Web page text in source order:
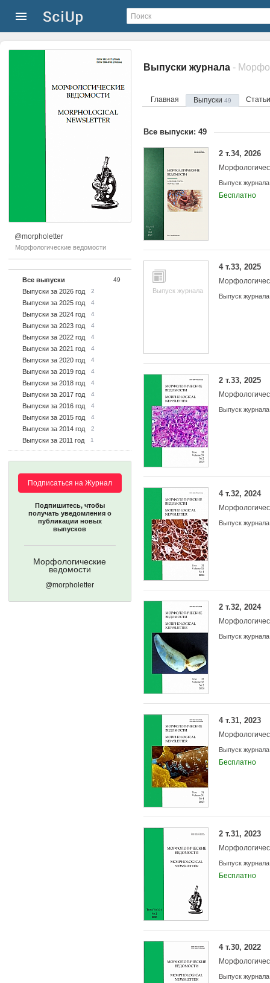
@morpholetter
Морфологические ведомости
Все выпуски 49
Выпуски за 2026 год 2
Выпуски за 2025 год 4
Выпуски за 2024 год 4
Выпуски за 2023 год 4
Выпуски за 2022 год 4
Выпуски за 2021 год 4
Выпуски за 2020 год 4
Выпуски за 2019 год 4
Выпуски за 2018 год 4
Выпуски за 2017 год 4
Выпуски за 2016 год 4
Выпуски за 2015 год 4
Выпуски за 2014 год 2
Выпуски за 2011 год 1
Подписаться на Журнал
Подпишитесь, чтобы
получать уведомления о
публикации новых
выпусков
Морфологические
ведомости
@morpholetter
Выпуски журнала -
Главная Выпуски 49
Все выпуски: 49
2 т.34, 2026
Выпуск журнала
Бесплатно
Выпуск журнала
4 т.33, 2025
Выпуск журнала
2 т.33, 2025
Выпуск журнала
4 т.32, 2024
Выпуск журнала
2 т.32, 2024
Выпуск журнала
4 т.31, 2023
Выпуск журнала
Бесплатно
2 т.31, 2023
Выпуск журнала
Бесплатно
4 т.30, 2022
Выпуск журнала